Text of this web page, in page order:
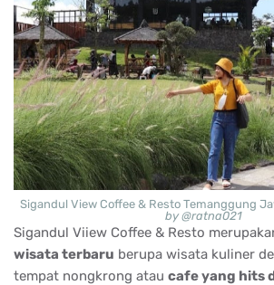
Sigandul View Coffee & Resto Temanggung
by @ratna021
Sigandul Viiew Coffee & Resto
wisata terbaru berupa wisata kuliner
tempat nongkrong atau cafe yang hits